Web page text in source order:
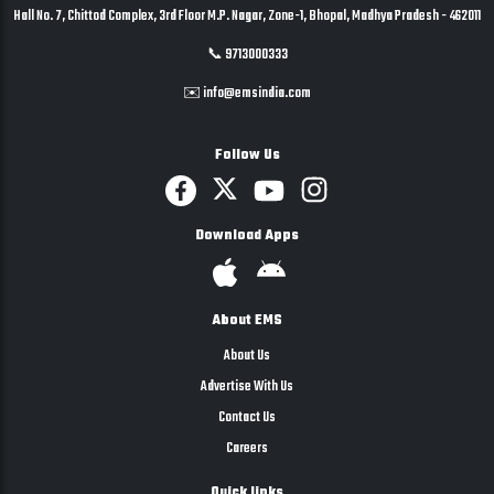
Hall No. 7, Chittod Complex, 3rd Floor M.P. Nagar, Zone-1, Bhopal, Madhya Pradesh - 462011
📞 9713000333
✉️ info@emsindia.com
Follow Us
Download Apps
About EMS
About Us
Advertise With Us
Contact Us
Careers